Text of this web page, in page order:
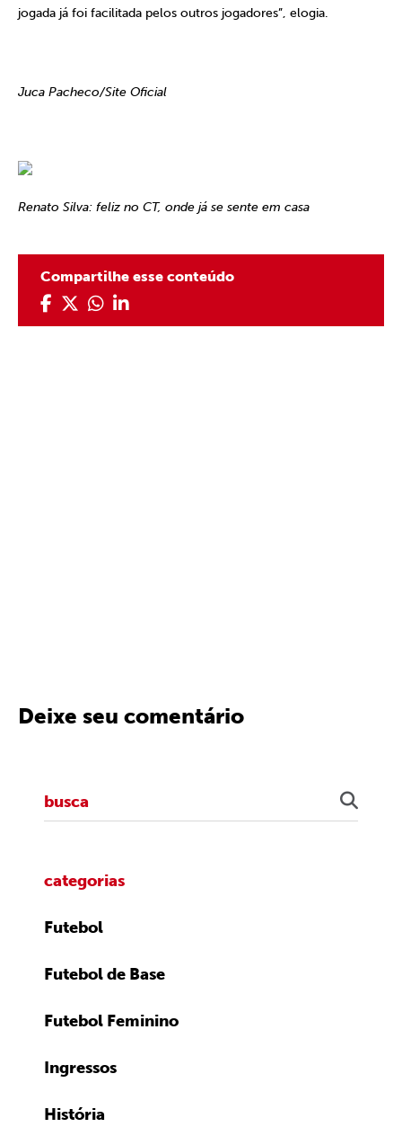
jogada já foi facilitada pelos outros jogadores”, elogia.
Juca Pacheco/Site Oficial
Renato Silva: feliz no CT, onde já se sente em casa
Compartilhe esse conteúdo
Deixe seu comentário
categorias
Futebol
Futebol de Base
Futebol Feminino
Ingressos
História